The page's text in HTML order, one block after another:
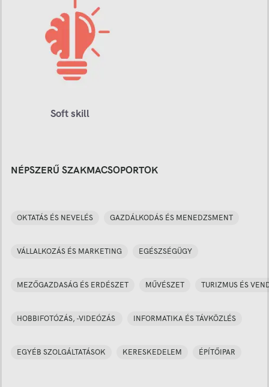
Soft skill
NÉPSZERŰ SZAKMACSOPORTOK
OKTATÁS ÉS NEVELÉS GAZDÁLKODÁS ÉS MENEDZSMENT
VÁLLALKOZÁS ÉS MARKETING EGÉSZSÉGÜGY
MEZŐGAZDASÁG ÉS ERDÉSZET MŰVÉSZET TURIZMUS ÉS
HOBBIFOTÓZÁS, -VIDEÓZÁS INFORMATIKA ÉS TÁVKÖZLÉS
EGYÉB SZOLGÁLTATÁSOK KERESKEDELEM ÉPÍTŐIPAR